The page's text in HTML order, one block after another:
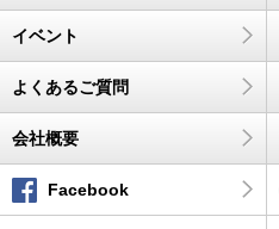
イベント
よくあるご質問
会社概要
Facebook